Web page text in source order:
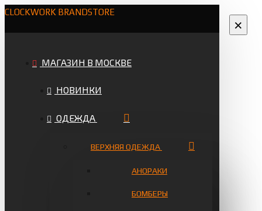
CLOCKWORK BRANDSTORE
МАГАЗИН В МОСКВЕ
НОВИНКИ
ОДЕЖДА
ВЕРХНЯЯ ОДЕЖДА
АНОРАКИ
БОМБЕРЫ
×